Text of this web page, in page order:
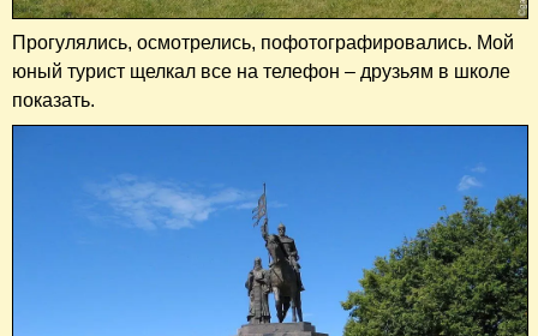
Прогулялись, осмотрелись, пофотографировались. Мой
юный турист щелкал все на телефон – друзьям в школе
показать.